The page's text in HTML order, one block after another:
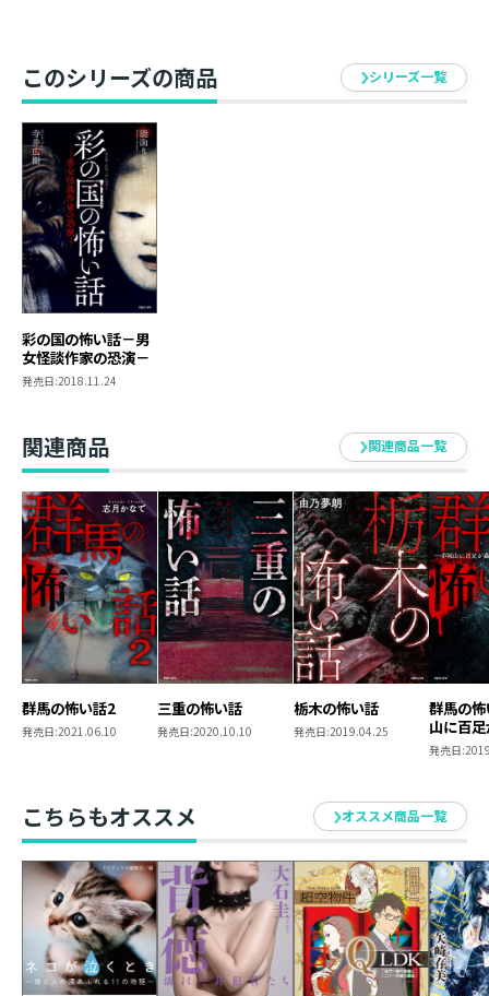
を観察してみると、そこに入っていたものとは……？
残業帰りの女性が見た、信号機の「赤い」ランプに照ら
される不思議な少年。翌朝、女性は少年の正体を知るこ
とになる。
■著者紹介
寺井広樹（テライ ヒロキ）
化け屋敷電車」をプロデュース。 『広島の怖い話』『東
北の怖い話』『茨城の怖い話』『お化け屋敷で本当にあ
の怖い話』(いずれもTOブックス)、『日本懐かしオカル
ト大全』(辰巳出版)など著書多数。
能面りりこ（ノウメン リリコ）
怪談作家。埼玉県深谷市を拠点に本書を執筆。小学校時
代には、巫女として神社で御神楽を奉納。現在は能面に
魅了され、執筆の傍ら能面を打つ日々。第４回科学ドラ
マ大賞受賞。ドラマシナリオ、ミュージカル脚本・作
詞、書籍執筆など。
このシリーズの商品 シリーズ一覧
彩の国の怖い話－男
女怪談作家の恐演－
発売日:2018.11.24
関連商品 関連商品一覧
群馬の怖い話2
発売日:2021.06.10
三重の怖い話
発売日:2020.10.10
栃木の怖い話
発売日:2019.04.25
群馬の
山に百
発売日:
こちらもオススメ オススメ商品一覧